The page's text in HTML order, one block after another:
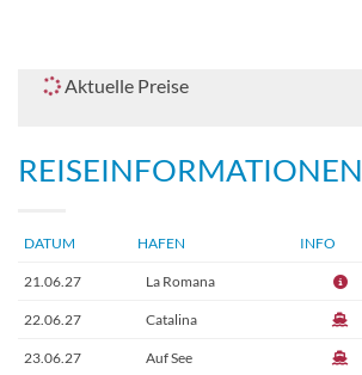
Aktuelle Preise
REISEINFORMATIONEN
DATUM HAFEN INFO
21.06.27 La Romana
22.06.27 Catalina
23.06.27 Auf See